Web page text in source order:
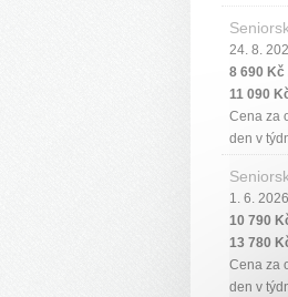
24. 8.
8 690 Kč
11 090
Cena za
den v
1. 6.
10 790
13 780
Cena za
den v